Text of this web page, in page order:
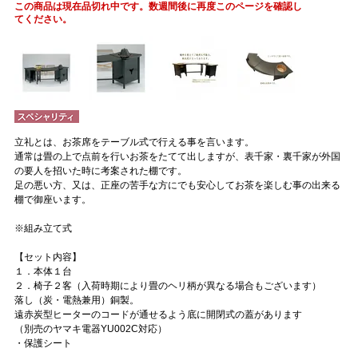
立礼とは、お茶席をテーブル式で行える事を言います。
通常は畳の上で点前を行いお茶をたてて出しますが、表千家・裏千家が外国
の要人を招いた時に考案された棚です。
足の悪い方、又は、正座の苦手な方にでも安心してお茶を楽しむ事の出来る
棚で御座います。
※組み立て式
【セット内容】
１．本体１台
２．椅子２客（入荷時期により畳のヘリ柄が異なる場合もございます）
落し（炭・電熱兼用）銅製。
遠赤炭型ヒーターのコードが通せるよう底に開閉式の蓋があります
（別売のヤマキ電器YU002C対応）
・保護シート
この商品は現在品切れ中です。数週間後に再度このページを確認し
てください。